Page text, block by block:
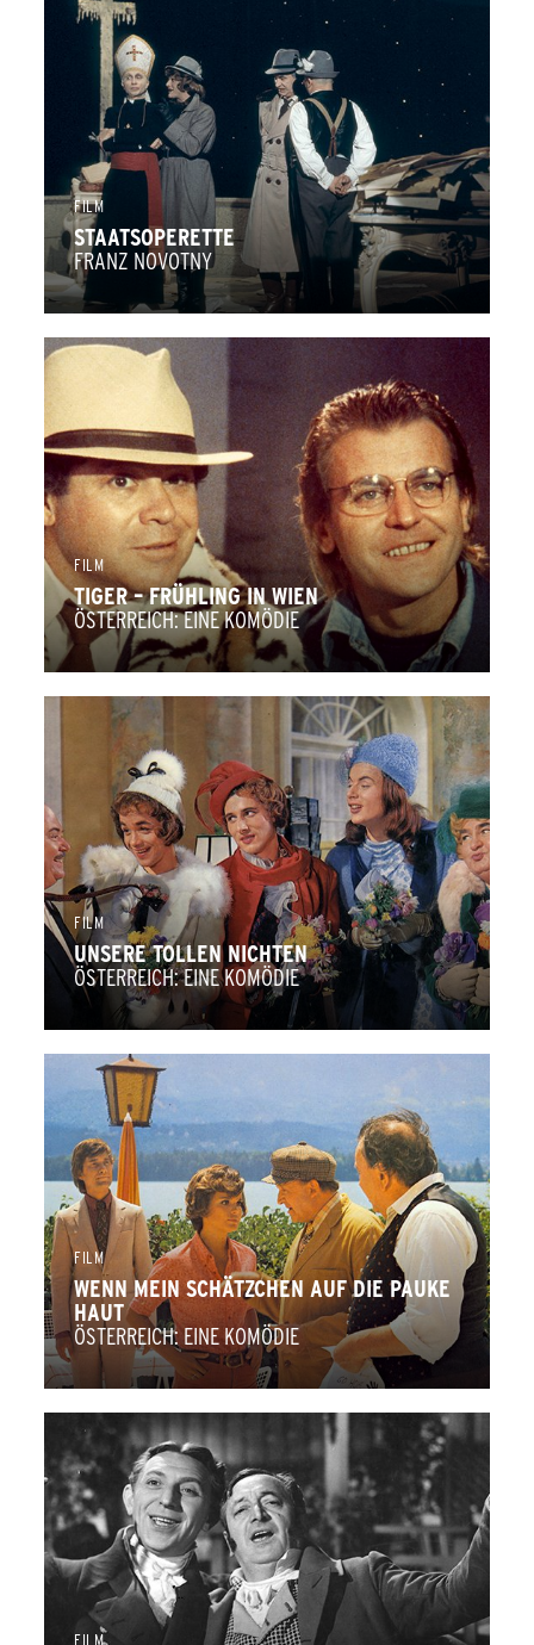
FILM
STAATSOPERETTE
FRANZ NOVOTNY
FILM
TIGER – FRÜHLING IN WIEN
ÖSTERREICH: EINE KOMÖDIE
FILM
UNSERE TOLLEN NICHTEN
ÖSTERREICH: EINE KOMÖDIE
FILM
WENN MEIN SCHÄTZCHEN AUF DIE PAUKE
HAUT
ÖSTERREICH: EINE KOMÖDIE
FILM